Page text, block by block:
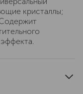
кристаллы;